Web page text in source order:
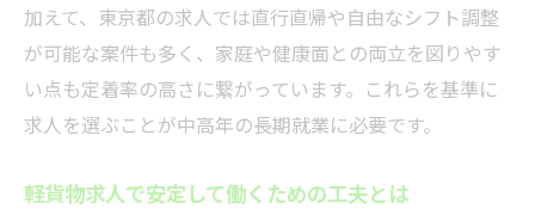
加えて、東京都の求人では直行直帰や自由なシフト調整
が可能な案件も多く、家庭や健康面との両立を図りやす
い点も定着率の高さに繋がっています。これらを基準に
求人を選ぶことが中高年の長期就業に必要です。
軽貨物求人で安定して働くための工夫とは